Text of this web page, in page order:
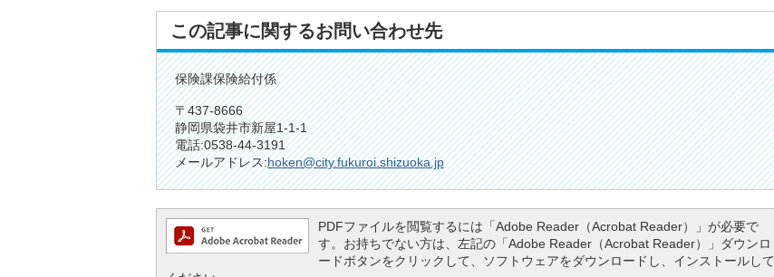
この記事に関するお問い合わせ先
保険課保険給付係
〒437-8666
静岡県袋井市新屋1-1-1
電話:0538-44-3191
メールアドレス:hoken@city.fukuroi.shizuoka.jp
PDFファイルを閲覧するには「Adobe Reader（Acrobat Reader）」が必要で
す。お持ちでない方は、左記の「Adobe Reader（Acrobat Reader）」ダウンロ
ードボタンをクリックして、ソフトウェアをダウンロードし、インストールして